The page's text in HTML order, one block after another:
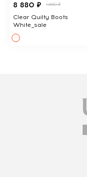
8 880 ₽ 13690 ₽
Clear Quilty Boots
White_sale